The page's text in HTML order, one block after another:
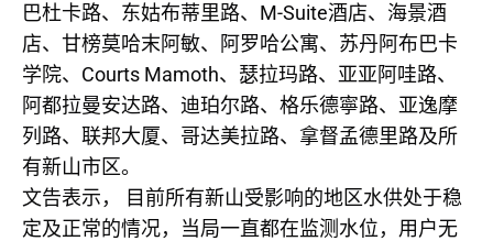
巴杜卡路、东姑布蒂里路、 M-Suite酒店、海景酒
店、甘榜莫哈末阿敏、阿罗哈公寓、苏丹阿布巴卡
学院、 Courts Mamoth、瑟拉玛路、亚亚阿哇路、
阿都拉曼安达路、迪珀尔路、格乐德寧路、亚逸摩
列路、联邦大厦、哥达美拉路、拿督孟德里路及所
有新山市区。
文告表示，
目前所有新山受影响的地区水供处于稳
定及正常的情况，当局一直都在监测水位，用户无